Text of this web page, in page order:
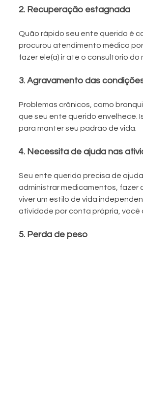
2. Recuperação estagnada
Quão rápido seu ente querido é
procurou atendimento médico
fazer ele(a) ir até o consultório do
3. Agravamento das
Problemas crônicos, como
que seu ente querido envelhece.
para manter seu padrão de vida.
4. Necessita de ajuda nas
Seu ente querido precisa de
administrar medicamentos, fazer
viver um estilo de vida
atividade por conta própria, você
5. Perda de peso